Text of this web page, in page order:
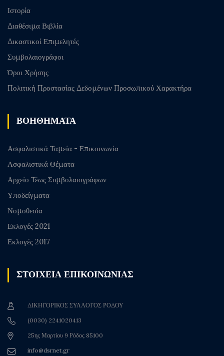
Ιστορία
Διαθέσιμα Βιβλία
Δικαστικοί Επιμελητές
Συμβολαιογράφοι
Όροι Χρήσης
Πολιτική Προστασίας Δεδομένων Προσωπικού Χαρακτήρα
ΒΟΗΘΗΜΑΤΑ
Ασφαλιστικά Ταμεία - Επικοινωνία
Ασφαλιστικά Θέματα
Αρχείο Τέως Συμβολαιογράφων
Υποδείγματα
Νομοθεσία
Εκλογές 2021
Εκλογές 2017
ΣΤΟΙΧΕΙΑ ΕΠΙΚΟΙΝΩΝΙΑΣ
ΔΙΚΗΓΟΡΙΚΟΣ ΣΥΛΛΟΓΟΣ ΡΟΔΟΥ
(0030) 2241020413
25ης Μαρτίου 9 Ρόδος 85100
info@dsrnet.gr